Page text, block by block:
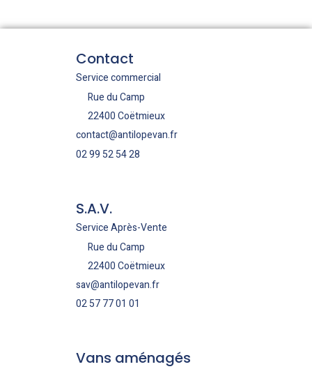
Contact
Service commercial
Rue du Camp
22400 Coëtmieux
contact@antilopevan.fr
02 99 52 54 28
S.A.V.
Service Après-Vente
Rue du Camp
22400 Coëtmieux
sav@antilopevan.fr
02 57 77 01 01
Vans aménagés